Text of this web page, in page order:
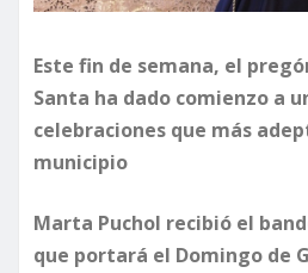
Este fin de semana, el
Santa ha dado comienzo a
celebraciones que más
municipio
Marta Puchol recibió el
que portará el Domingo de